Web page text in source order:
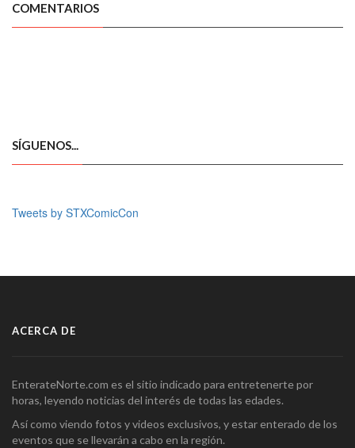
COMENTARIOS
SÍGUENOS...
Tweets by STXComicCon
ACERCA DE
EnterateNorte.com es el sitio indicado para entretenerte por
horas, leyendo noticias del interés de todas las edades.
Así como viendo fotos y videos exclusivos, y estar enterado de los
eventos que se llevarán a cabo en la región.